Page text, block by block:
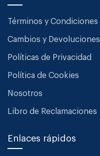
Términos y Condiciones
Cambios y Devoluciones
Políticas de Privacidad
Política de Cookies
Nosotros
Libro de Reclamaciones
Enlaces rápidos